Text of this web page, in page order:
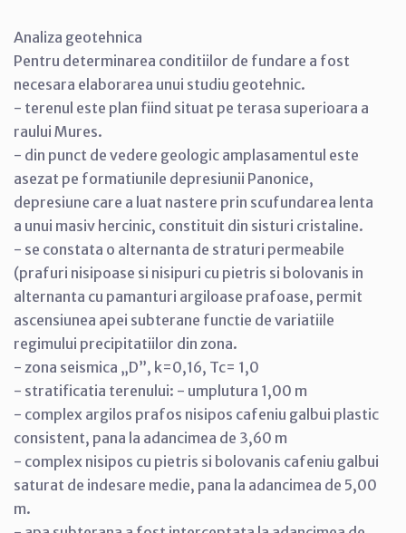
Analiza geotehnica
Pentru determinarea conditiilor de fundare a fost
necesara elaborarea unui studiu geotehnic.
- terenul este plan fiind situat pe terasa superioara a
raului Mures.
- din punct de vedere geologic amplasamentul este
asezat pe formatiunile depresiunii Panonice,
depresiune care a luat nastere prin scufundarea lenta
a unui masiv hercinic, constituit din sisturi cristaline.
- se constata o alternanta de straturi permeabile
(prafuri nisipoase si nisipuri cu pietris si bolovanis in
alternanta cu pamanturi argiloase prafoase, permit
ascensiunea apei subterane functie de variatiile
regimului precipitatiilor din zona.
- zona seismica „D”, k=0,16, Tc= 1,0
- stratificatia terenului: - umplutura 1,00 m
- complex argilos prafos nisipos cafeniu galbui plastic
consistent, pana la adancimea de 3,60 m
- complex nisipos cu pietris si bolovanis cafeniu galbui
saturat de indesare medie, pana la adancimea de 5,00
m.